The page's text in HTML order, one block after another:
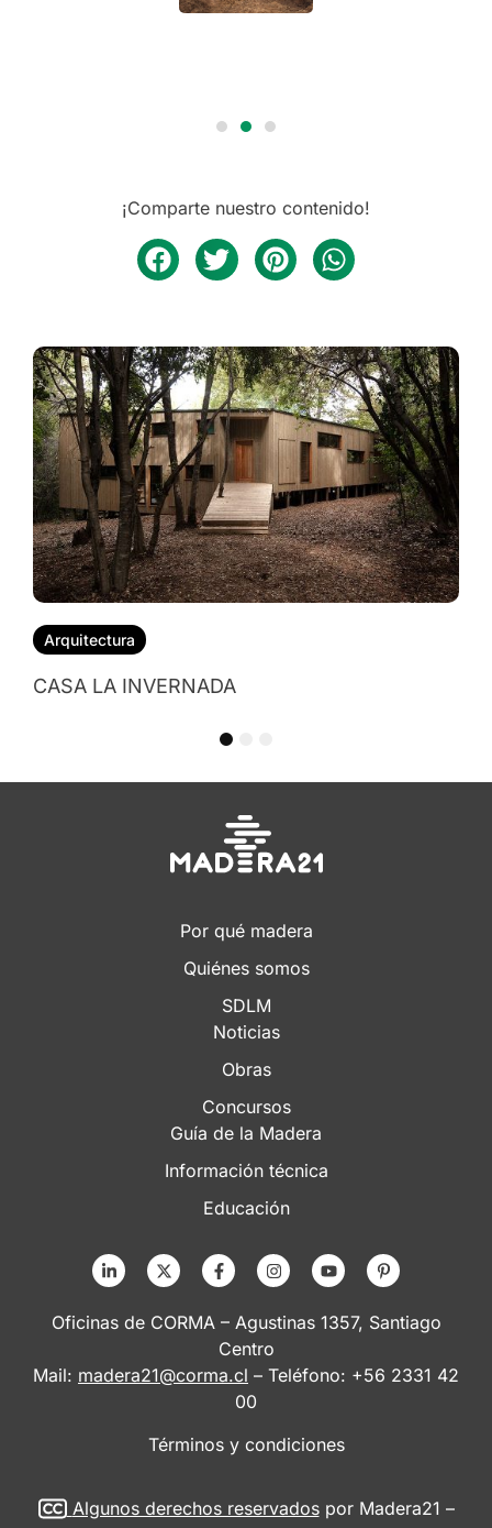
¡Comparte nuestro contenido!
Arquitectura
CASA NALA
Por qué madera
Quiénes somos
SDLM
Noticias
Obras
Concursos
Guía de la Madera
Información técnica
Educación
Oficinas de CORMA – Agustinas 1357, Santiago
Centro
Mail: madera21@corma.cl – Teléfono: +56 2331 42
00
Términos y condiciones
Algunos derechos reservadospor Madera21 –